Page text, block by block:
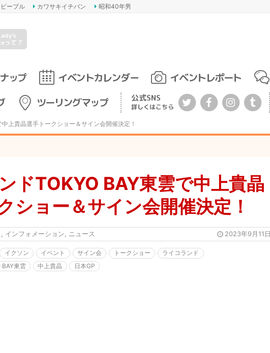
ープル カワサキイチバン
昭和40年男
って？
ップ イベントカレンダー イベントレポート
ツーリングマップ 公式SNS
詳しくはこちら
上貴晶選手トークショー＆サイン会開催決定！
ドTOKYO BAY東雲で中上貴晶
ショー＆サイン会開催決定！
, インフォメーション, ニュース 2023年9月11日
イクソン イベント サイン会 トークショー
ライコランド
BAY東雲
中上貴晶 日本GP